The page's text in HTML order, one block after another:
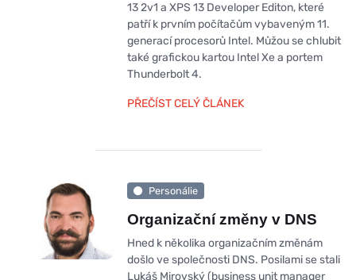
13 2v1 a XPS 13 Developer Editon, které
patří k prvním počítačům vybaveným 11.
generací procesorů Intel. Můžou se chlubit
také grafickou kartou Intel Xe a portem
Thunderbolt 4.
PŘEČÍST CELÝ ČLÁNEK
Personálie
Organizační změny v DNS
Hned k několika organizačním změnám
došlo ve společnosti DNS. Posilami se stali
Lukáš Mirovský (business unit manager